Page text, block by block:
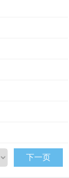
下一页